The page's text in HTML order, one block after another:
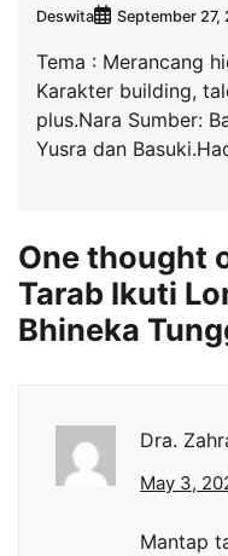
Deswita September 27,
Tema : Merancang
Karakter building,
plus.Nara Sumber:
Yusra dan
One thought
Tarab Ikuti
Bhineka
Dra.
May 3,
Mantap